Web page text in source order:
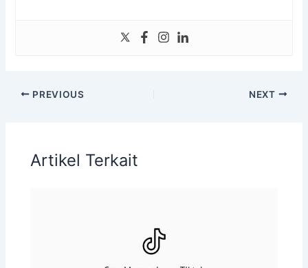
PREVIOUS NEXT
Artikel Terkait